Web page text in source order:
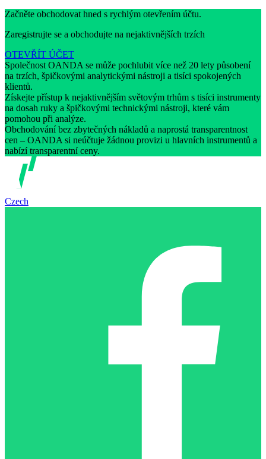
Začněte obchodovat hned s rychlým otevřením účtu.
Zaregistrujte se a obchodujte na nejaktivnějších trzích
OTEVŘÍT ÚČET
Společnost OANDA se může pochlubit více než 20 lety působení
na trzích, špičkovými analytickými nástroji a tisíci spokojených
klientů.
Získejte přístup k nejaktivnějším světovým trhům s tisíci instrumenty
na dosah ruky a špičkovými technickými nástroji, které vám
pomohou při analýze.
Obchodování bez zbytečných nákladů a naprostá transparentnost
cen – OANDA si neúčtuje žádnou provizi u hlavních instrumentů a
nabízí transparentní ceny.
Czech